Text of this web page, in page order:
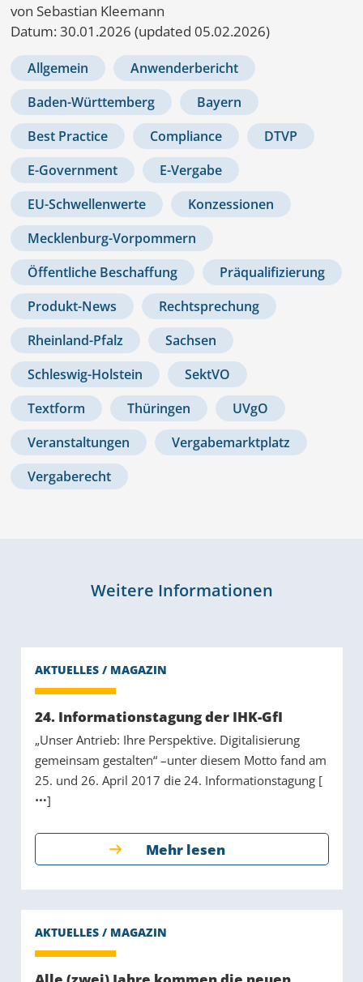
von Sebastian Kleemann
Datum:30.01.2026 (updated 05.02.2026)
Allgemein
Anwenderbericht
Baden-Württemberg
Bayern
Best Practice
Compliance
DTVP
E-Government
E-Vergabe
EU-Schwellenwerte
Konzessionen
Mecklenburg-Vorpommern
Öffentliche Beschaffung
Präqualifizierung
Produkt-News
Rechtsprechung
Rheinland-Pfalz
Sachsen
Schleswig-Holstein
SektVO
Textform
Thüringen
UVgO
Veranstaltungen
Vergabemarktplatz
Vergaberecht
Weitere Informationen
24. Informationstagung der IHK-GfI
„Unser Antrieb: Ihre Perspektive. Digitalisierung
gemeinsam gestalten“ –unter diesem Motto fand am
25. und 26. April 2017 die 24. Informationstagung [
]
Mehr lesen